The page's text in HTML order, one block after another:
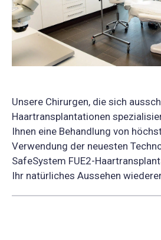
Unsere Chirurgen, die sich
Haartransplantationen
Ihnen eine Behandlung von
Verwendung der neuesten
SafeSystem FUE2-
Ihr natürliches Aussehen